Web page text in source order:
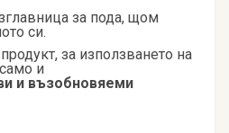
за пода, щом
си.
продукт, за използването на
и
и възобновяеми